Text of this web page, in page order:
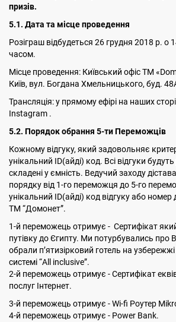
призів.
5.1. Дата та місце проведення
Розіграш відбудеться 26 грудня 2018 р. о
часом.
Місце проведення: Київський офіс ТМ
Київ, вул. Богдана Хмельницького, буд.
Трансляція: у прямому ефірі на наших
Instagram .
5.2. Порядок обрання 5-ти Переможців
Кожному відгуку, який задовольняє
унікальний ID(айді) код. Всі відгуки
складені у ємність. Ведучий заходу
порядку від 1-го переможця до 5-го
унікальний ID(айді) код відгуку або
ТМ “Домонет”.
1-й переможець отримує - Сертифікат
путівку до Єгипту. Ми потурбувались
обрали п’ятизірковий готель на
системі “All inclusive”.
2-й переможець отримує - Сертифікат
послуг Інтернет.
3-й переможець отримує - Wi-fi Роутер
4-й переможець отримує - Power Bank.